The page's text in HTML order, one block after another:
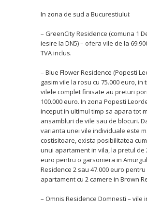
In zona de sud a Bucurestiului:
– GreenCity Residence (comuna 1
iesire la DN5) – ofera vile de la
TVA inclus.
– Blue Flower Residence (Popesti
gasim vile la rosu cu 75.000 euro, in
vilele complet finisate au preturi
100.000 euro. In zona Popesti
inceput in ultimul timp sa apara tot
ansambluri de vile sau de blocuri.
varianta unei vile individuale este
costisitoare, exista posibilitatea
unui apartament in vila, la pretul de
euro pentru o garsoniera in
Residence 2 sau 47.000 euro pentru
apartament cu 2 camere in Brown
– Omnis Residence Domnesti – vile